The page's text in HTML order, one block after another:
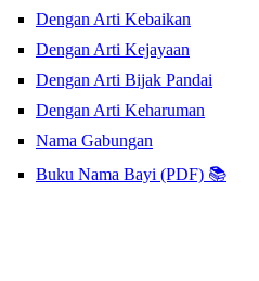
Dengan Arti Kebaikan
Dengan Arti Kejayaan
Dengan Arti Bijak Pandai
Dengan Arti Keharuman
Nama Gabungan
Buku Nama Bayi (PDF) 📚